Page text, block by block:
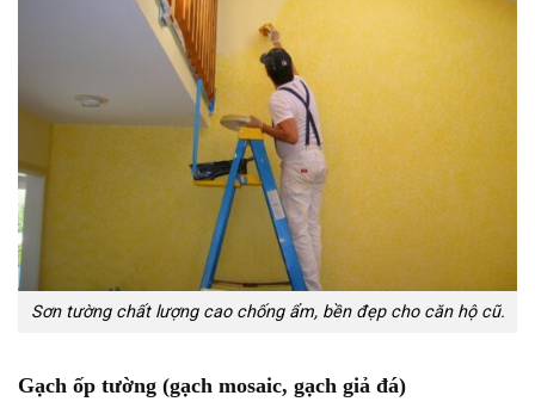
Sơn tường chất lượng cao chống ẩm, bền đẹp cho căn hộ cũ.
Gạch ốp tường (gạch mosaic, gạch giả đá)